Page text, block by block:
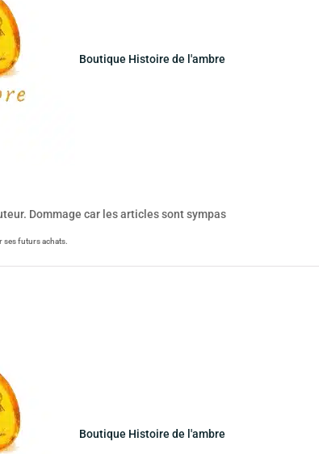
Boutique Histoire de l'ambre
Dommage car les articles sont sympas
ses futurs achats.
Boutique Histoire de l'ambre